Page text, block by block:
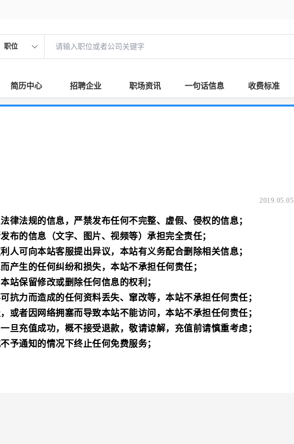
职位
简历中心 招聘企业 职场资讯 一句话信息 收费标准
2019.05.05
律法规的信息，严禁发布任何不完整、虚假、侵权的信息；
布的信息（文字、图片、视频等）承担完全责任；
人可向本站客服提出异议，本站有义务配合删除相关信息；
产生的任何纠纷和损失，本站不承担任何责任；
站保留修改或删除任何信息的权利；
抗力而造成的任何资料丢失、窜改等，本站不承担任何责任；
或者因网络拥塞而导致本站不能访问，本站不承担任何责任；
旦充值成功，概不接受退款，敬请谅解，充值前请慎重考虑；
予通知的情况下终止任何免费服务；